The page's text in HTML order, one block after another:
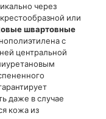
через
или
швартовные
с
центральной
даже в случае
кожа из